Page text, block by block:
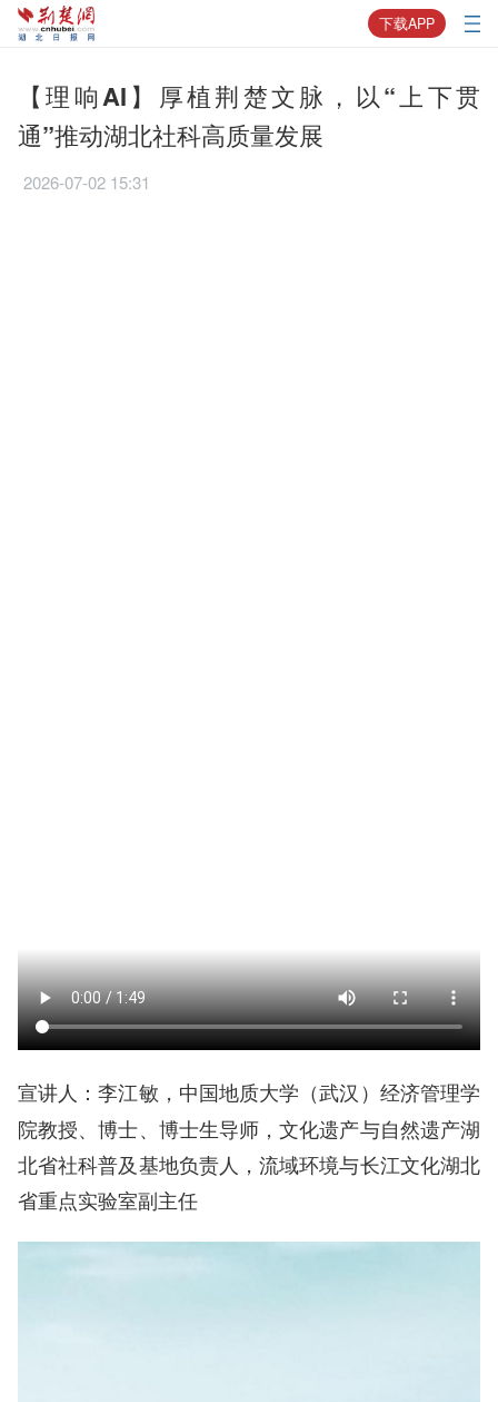
下载APP
【理响AI】厚植荆楚文脉，以“上下贯
通”推动湖北社科高质量发展
2026-07-02 15:31
宣讲人：李江敏，中国地质大学（武汉）经济管理学
院教授、博士、博士生导师，文化遗产与自然遗产湖
北省社科普及基地负责人，流域环境与长江文化湖北
省重点实验室副主任